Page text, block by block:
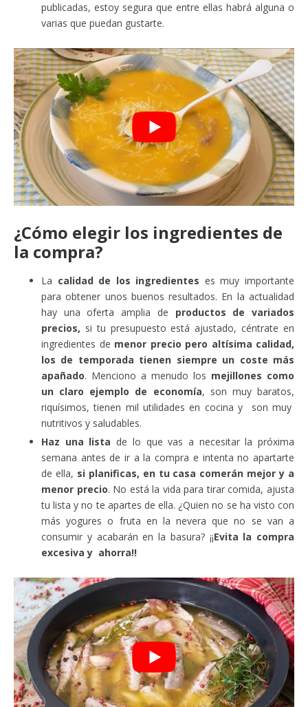
publicadas, estoy segura que entre ellas habrá alguna o
varias que puedan gustarte.
¿Cómo elegir los ingredientes de
la compra?
La calidad de los ingredientes es muy importante
para obtener unos buenos resultados. En la actualidad
hay una oferta amplia de productos de variados
precios, si tu presupuesto está ajustado, céntrate en
ingredientes de menor precio pero altísima calidad,
los de temporada tienen siempre un coste más
apañado. Menciono a menudo los mejillones como
un claro ejemplo de economía, son muy baratos,
riquísimos, tienen mil utilidades en cocina y son muy
nutritivos y saludables.
Haz una lista de lo que vas a necesitar la próxima
semana antes de ir a la compra e intenta no apartarte
de ella, si planificas, en tu casa comerán mejor y a
menor precio. No está la vida para tirar comida, ajusta
tu lista y no te apartes de ella. ¿Quien no se ha visto con
más yogures o fruta en la nevera que no se van a
consumir y acabarán en la basura? ¡¡Evita la compra
excesiva y ahorra!!